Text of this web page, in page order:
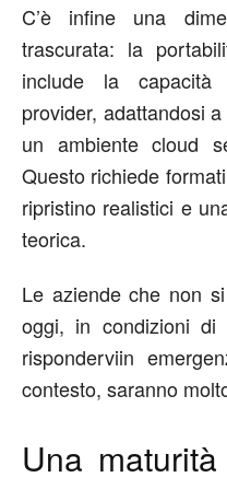
C’è infine una
trascurata: la
include la capacità
provider, adattandosi a
un ambiente cloud
Questo richiede
ripristino realistici e
teorica.
Le aziende che non
oggi, in condizioni di
risponderviin
contesto, saranno
Una